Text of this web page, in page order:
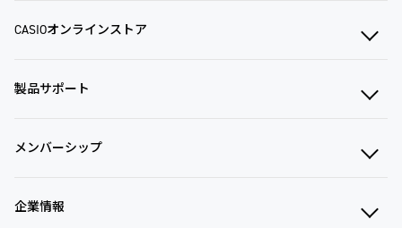
CASIOオンラインストア
製品サポート
メンバーシップ
企業情報